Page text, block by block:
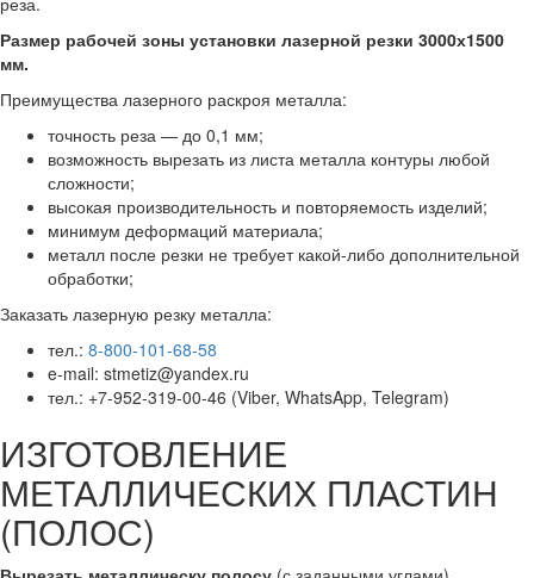
Размер рабочей зоны установки лазерной резки 3000х1500
мм.
Преимущества лазерного раскроя металла:
точность реза — до 0,1 мм;
возможность вырезать из листа металла контуры любой
сложности;
высокая производительность и повторяемость изделий;
минимум деформаций материала;
металл после резки не требует какой-либо дополнительной
обработки;
Заказать лазерную резку металла:
тел.: 8-800-101-68-58
e-mail: stmetiz@yandex.ru
тел.: +7-952-319-00-46 (Viber, WhatsApp, Telegram)
ИЗГОТОВЛЕНИЕ
МЕТАЛЛИЧЕСКИХ ПЛАСТИН
(ПОЛОС)